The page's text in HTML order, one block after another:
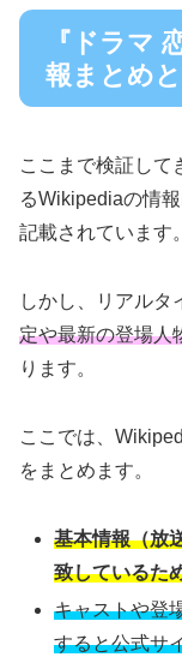
『ドラマ
報まとめ
ここまで検証して
るWikipediaの情
記載されています。
しかし、リアルタ
定や最新の登場人
ります。
ここでは、
をまとめます。
基本情報（放
致しているた
キャストや登
すると公式サ